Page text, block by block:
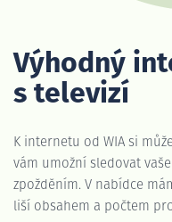
Výhodný
s televizí
K internetu od WIA si
vám umožní sledovat
zpožděním. V nabídce
liší obsahem a počtem